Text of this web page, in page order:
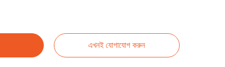
এখনই যোগাযোগ করুন